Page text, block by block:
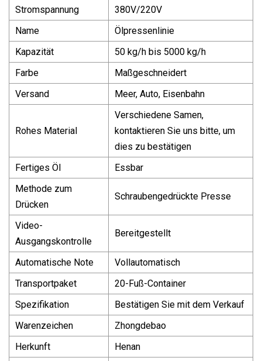
Stromspannung
380V/220V
Name
Ölpressenlinie
Kapazität
50 kg/h bis 5000 kg/h
Farbe
Maßgeschneidert
Versand
Meer, Auto, Eisenbahn
Rohes Material
Verschiedene Samen,
kontaktieren Sie uns bitte, um
dies zu bestätigen
Fertiges Öl
Essbar
Methode zum
Drücken
Schraubengedrückte Presse
Video-
Ausgangskontrolle
Bereitgestellt
Automatische Note
Vollautomatisch
Transportpaket
20-Fuß-Container
Spezifikation
Bestätigen Sie mit dem Verkauf
Warenzeichen
Zhongdebao
Herkunft
Henan